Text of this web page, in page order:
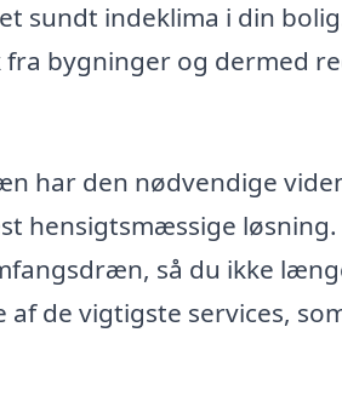
sundt indeklima i din
bygninger og dermed
har den nødvendige
hensigtsmæssige
så du ikke
de vigtigste services,